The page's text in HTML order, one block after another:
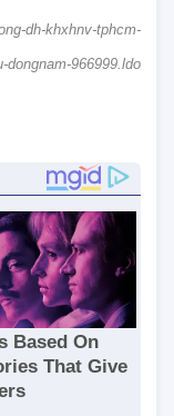
HUYÊN NGUYỄN
dh-khxhnv-tphcm-
966999.ldo